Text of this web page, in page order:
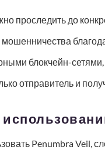
проследить до
блокчейн-
отправитель и
Penumbra Veil,